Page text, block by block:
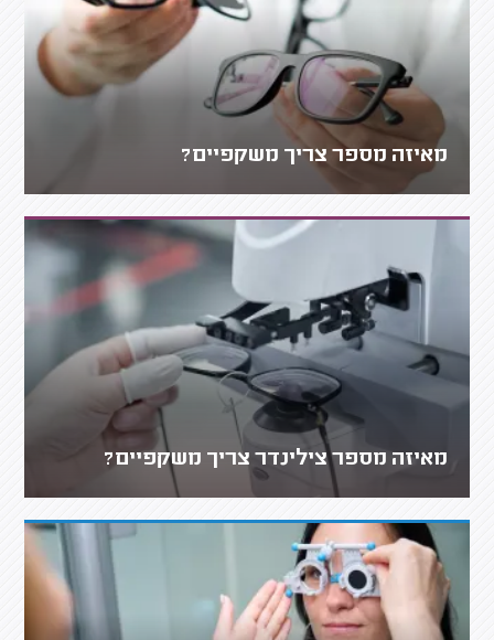
מאיזה מספר צריך משקפיים?
מאיזה מספר צילינדר צריך משקפיים?